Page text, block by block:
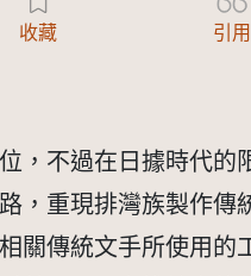
收藏 引用
，不過在日據時代
，重現排灣族製作傳
關傳統文手所使用